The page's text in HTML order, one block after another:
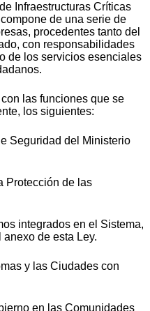
Infraestructuras Críticas
de una serie de
procedentes tanto del
con responsabilidades
de los servicios esenciales
las funciones que se
los siguientes:
Seguridad del Ministerio
Protección de las
integrados en el Sistema,
de esta Ley.
y las Ciudades con
en las Comunidades